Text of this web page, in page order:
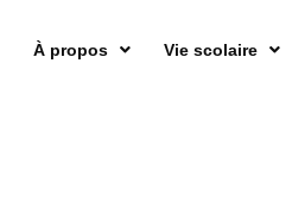
À propos Vie scolaire